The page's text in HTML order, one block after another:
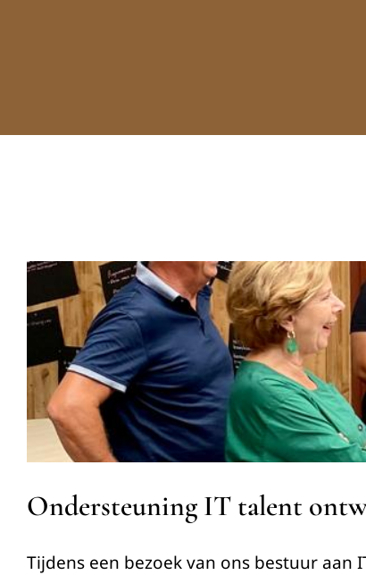
Ondersteuning IT
Ondersteuning IT talent
Tijdens een bezoek van ons bestuur